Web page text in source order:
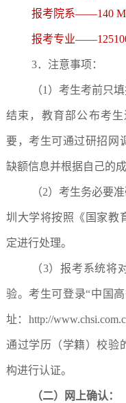
报考院系——140
报考专业
3．注意事项：
（1）考生考前只
结束，教育部公布考
要，考生可通过研招网
缺额信息并根据自己的
（2）考生务必要
圳大学将按照《国家教
定进行处理。
（3）报考系统将
验。考生可登录“中国
址：http://
通过学历（学籍）校验
构进行认证。
（二）网上确认：